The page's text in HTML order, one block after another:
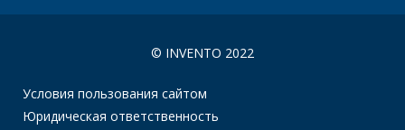
© INVENTO 2022
Условия пользования сайтом
Юридическая ответственность